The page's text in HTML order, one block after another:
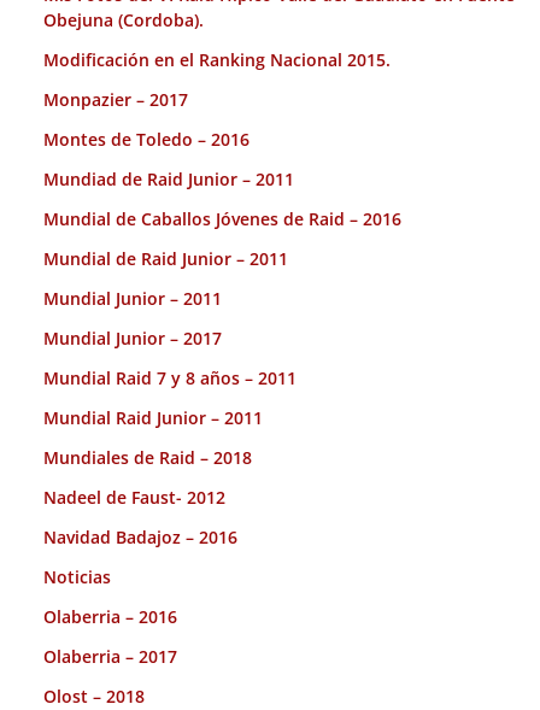
Obejuna (Cordoba).
Modificación en el Ranking Nacional 2015.
Monpazier – 2017
Montes de Toledo – 2016
Mundiad de Raid Junior – 2011
Mundial de Caballos Jóvenes de Raid – 2016
Mundial de Raid Junior – 2011
Mundial Junior – 2011
Mundial Junior – 2017
Mundial Raid 7 y 8 años – 2011
Mundial Raid Junior – 2011
Mundiales de Raid – 2018
Nadeel de Faust- 2012
Navidad Badajoz – 2016
Noticias
Olaberria – 2016
Olaberria – 2017
Olost – 2018